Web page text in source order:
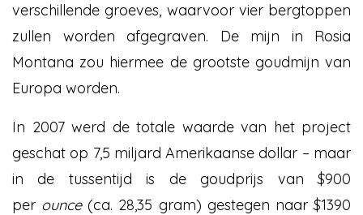
verschillende groeves, waarvoor vier bergtoppen
zullen worden afgegraven. De mijn in Rosia
Montana zou hiermee de grootste goudmijn van
Europa worden.
In 2007 werd de totale waarde van het project
geschat op 7,5 miljard Amerikaanse dollar – maar
in de tussentijd is de goudprijs van $900
per ounce(ca. 28,35 gram) gestegen naar $1390